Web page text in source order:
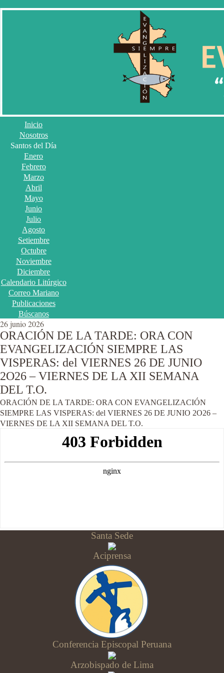
Inicio
Nosotros
Santos del Día
Enero
Febrero
Marzo
Abril
Mayo
Junio
Julio
Agosto
Setiembre
Octubre
Noviembre
Diciembre
Calendario Litúrgico
Correo Mariano
Publicaciones
Búscanos
26 junio 2026
ORACIÓN DE LA TARDE: ORA CON
EVANGELIZACIÓN SIEMPRE LAS
VISPERAS: del VIERNES 26 DE JUNIO
2O26 – VIERNES DE LA XII SEMANA
DEL T.O.
ORACIÓN DE LA TARDE: ORA CON EVANGELIZACIÓN
SIEMPRE LAS VISPERAS: del VIERNES 26 DE JUNIO 2O26 –
VIERNES DE LA XII SEMANA DEL T.O.
Santa Sede
Aciprensa
Conferencia Episcopal Peruana
Arzobispado de Lima